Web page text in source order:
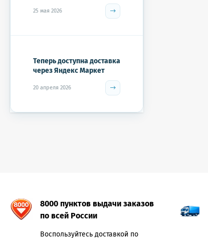
25 мая 2026
Теперь доступна доставка
через Яндекс Маркет
20 апреля 2026
8000 пунктов выдачи заказов
по всей России
Воспользуйтесь доставкой по